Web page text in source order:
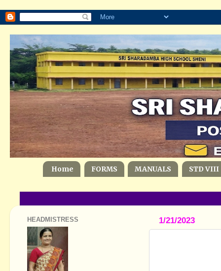
Home FORMS MANUALS STD VIII
1/21/2023
HEADMISTRESS